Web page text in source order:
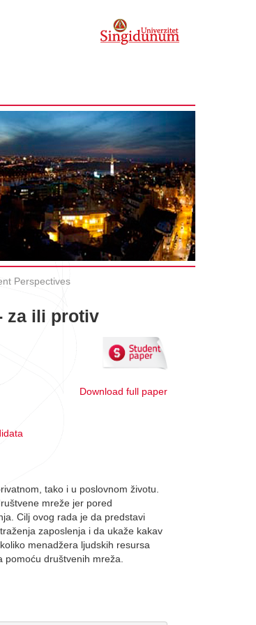
Perspectives
za ili protiv
Download full paper
tako i u poslovnom životu.
mreže jer pored
Cilj ovog rada je da predstavi
zaposlenja i da ukaže kakav
menadžera ljudskih resursa
društvenih mreža.